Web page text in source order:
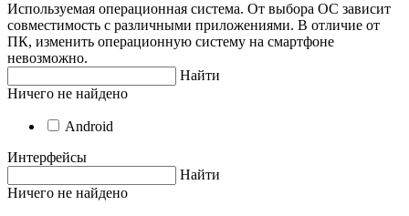
Используемая операционная система. От выбора ОС зависит
совместимость с различными приложениями. В отличие от
ПК, изменить операционную систему на смартфоне
невозможно.
Найти
Ничего не найдено
Android
Интерфейсы
Найти
Ничего не найдено